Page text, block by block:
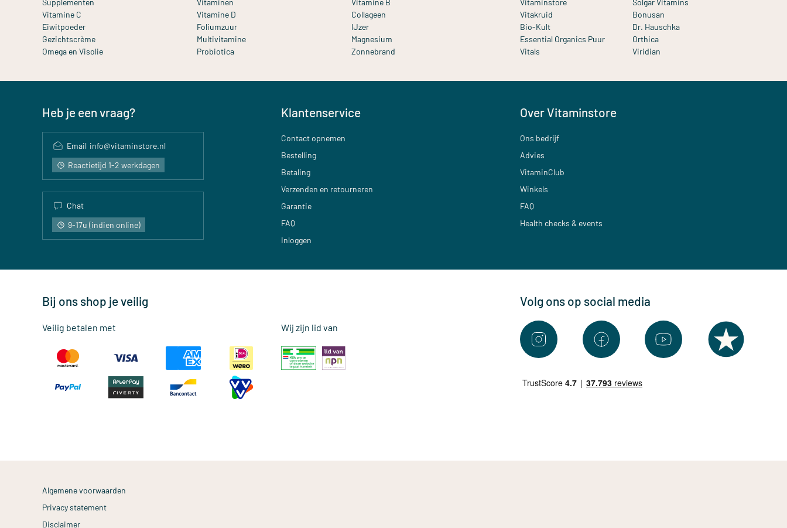
Supplementen Vitaminen
Vitamine B
Vitamine C
Vitamine D
Collageen
Eiwitpoeder
Foliumzuur
IJzer
Gezichtscrème
Multivitamine
Magnesium
Omega en Visolie
Probiotica Zonnebrand
Vitaminstore
Solgar Vitamins
Vitakruid
Bonusan
Bio-Kult
Dr. Hauschka
Essential Organics Puur
Orthica
Vitals
Viridian
Heb je een vraag?
Email info@vitaminstore.nl
Reactietijd 1-2 werkdagen
Chat
9-17u (indien online)
Klantenservice
Contact opnemen
Bestelling
Betaling
Verzenden en retourneren
Garantie
FAQ
Inloggen
Over Vitaminstore
Ons bedrijf
Advies
VitaminClub
Winkels
FAQ
Health checks & events
Bij ons shop je veilig
Veilig betalen met Wij zijn lid van
Volg ons op social media
Algemene voorwaarden
Privacy statement
Disclaimer